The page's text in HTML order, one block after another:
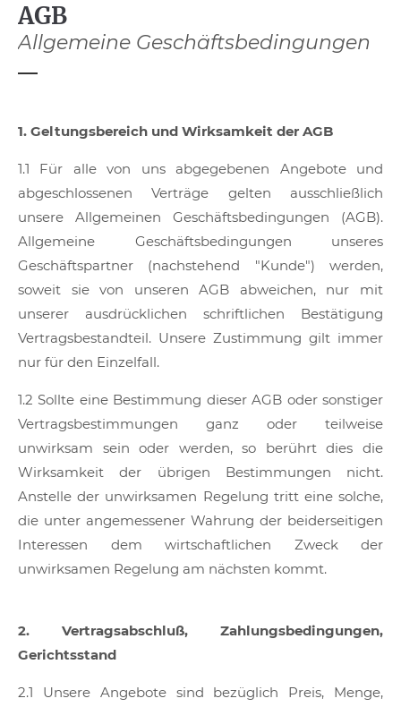
AGB
Allgemeine Geschäftsbedingungen
1. Geltungsbereich und Wirksamkeit der AGB
1.1 Für alle von uns abgegebenen Angebote und
abgeschlossenen Verträge gelten ausschließlich
unsere Allgemeinen Geschäftsbedingungen (AGB).
Allgemeine Geschäftsbedingungen unseres
Geschäftspartner (nachstehend "Kunde") werden,
soweit sie von unseren AGB abweichen, nur mit
unserer ausdrücklichen schriftlichen Bestätigung
Vertragsbestandteil. Unsere Zustimmung gilt immer
nur für den Einzelfall.
1.2 Sollte eine Bestimmung dieser AGB oder sonstiger
Vertragsbestimmungen ganz oder teilweise
unwirksam sein oder werden, so berührt dies die
Wirksamkeit der übrigen Bestimmungen nicht.
Anstelle der unwirksamen Regelung tritt eine solche,
die unter angemessener Wahrung der beiderseitigen
Interessen dem wirtschaftlichen Zweck der
unwirksamen Regelung am nächsten kommt.
2. Vertragsabschluß, Zahlungsbedingungen,
Gerichtsstand
2.1 Unsere Angebote sind bezüglich Preis, Menge,